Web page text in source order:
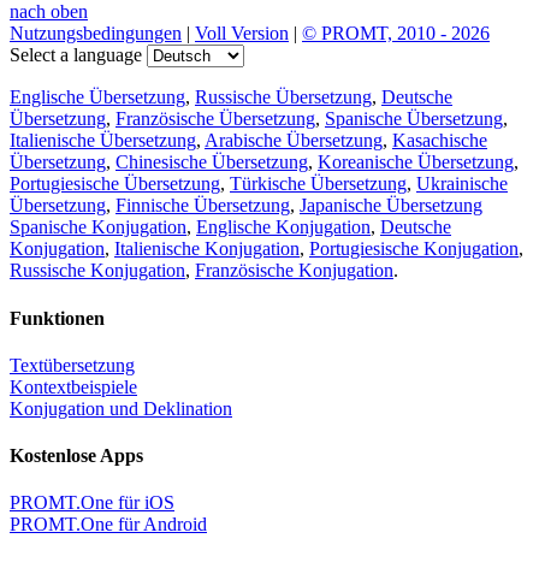
nach oben
Nutzungsbedingungen | Voll Version | © PROMT, 2010 - 2026
Select a language
Englische Übersetzung, Russische Übersetzung, Deutsche
Übersetzung, Französische Übersetzung, Spanische Übersetzung,
Italienische Übersetzung, Arabische Übersetzung, Kasachische
Übersetzung, Chinesische Übersetzung, Koreanische Übersetzung,
Portugiesische Übersetzung, Türkische Übersetzung, Ukrainische
Übersetzung, Finnische Übersetzung, Japanische Übersetzung
Spanische Konjugation, Englische Konjugation, Deutsche
Konjugation, Italienische Konjugation, Portugiesische Konjugation,
Russische Konjugation, Französische Konjugation.
Funktionen
Textübersetzung
Kontextbeispiele
Konjugation und Deklination
Kostenlose Apps
PROMT.One für iOS
PROMT.One für Android